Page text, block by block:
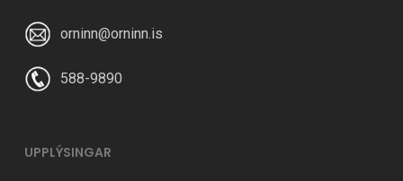
orninn@orninn.is
588-9890
UPPLÝSINGAR